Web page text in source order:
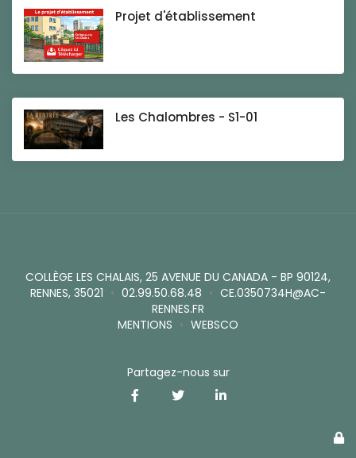
Projet d'établissement
Les Chalombres - S1-01
COLLÈGE LES CHALAIS, 25 AVENUE DU CANADA - BP 90124,
RENNES, 35021 • 02.99.50.68.48 • CE.0350734H@AC-
RENNES.FR
MENTIONS • WEBSCO
Partagez-nous sur